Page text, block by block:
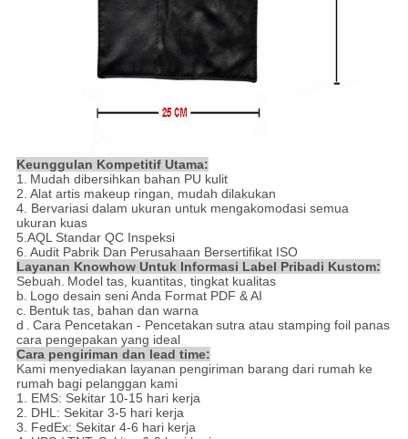
Keunggulan Kompetitif Utama:
1. Mudah dibersihkan bahan PU kulit
2. Alat artis makeup ringan, mudah dilakukan
4. Bervariasi dalam ukuran untuk mengakomodasi semua
ukuran kuas
5.AQL Standar QC Inspeksi
6. Audit Pabrik Dan Perusahaan Bersertifikat ISO
Layanan Knowhow Untuk Informasi Label Pribadi Kustom:
Sebuah. Model tas, kuantitas, tingkat kualitas
b. Logo desain seni Anda Format PDF & AI
c. Bentuk tas, bahan dan warna
d . Cara Pencetakan - Pencetakan sutra atau stamping foil panas
cara pengepakan yang ideal
Cara pengiriman dan lead time:
Kami menyediakan layanan pengiriman barang dari rumah ke
rumah bagi pelanggan kami
1. EMS: Sekitar 10-15 hari kerja
2. DHL: Sekitar 3-5 hari kerja
3. FedEx: Sekitar 4-6 hari kerja